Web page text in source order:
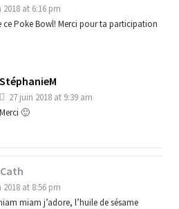
2018 at 6:16 pm
ce Poke Bowl! Merci pour ta participation
StéphanieM
27 juin 2018 at 9:39 am
Merci 🙂
2018 at 8:56 pm
miam j’adore, l’huile de sésame